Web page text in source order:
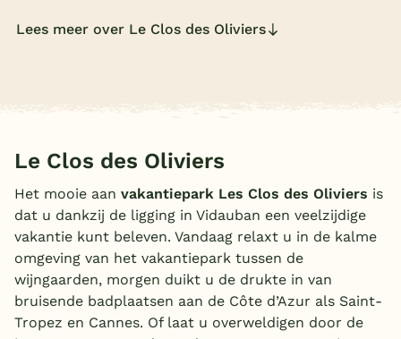
Texel
Limburg
Duitsland
België
Blog
Lees meer over Le Clos des Oliviers
Le Clos des Oliviers
Het mooie aan vakantiepark Les Clos des Oliviers is
dat u dankzij de ligging in Vidauban een veelzijdige
vakantie kunt beleven. Vandaag relaxt u in de kalme
omgeving van het vakantiepark tussen de
wijngaarden, morgen duikt u de drukte in van
bruisende badplaatsen aan de Côte d’Azur als Saint-
Tropez en Cannes. Of laat u overweldigen door de